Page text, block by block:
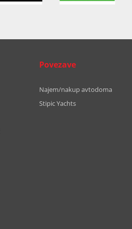
Povezave
Najem/nakup avtodoma
Stipic Yachts